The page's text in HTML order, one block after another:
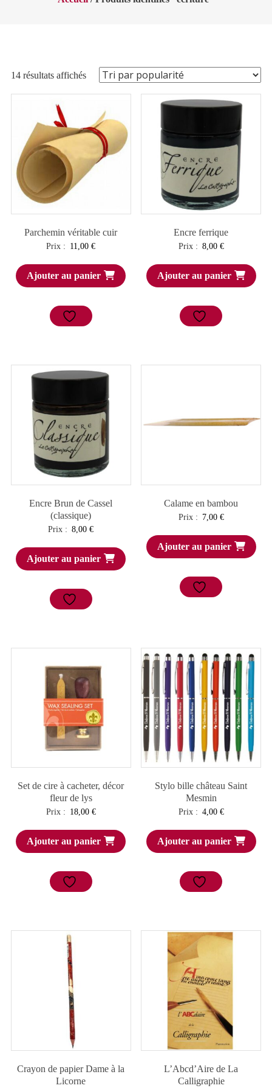
14 résultats affichésTrié
par
popularité
Parchemin véritable cuir
Prix : 11,00€
Ajouter au panier
Encre ferrique
Prix : 8,00 €
Ajouter au panier
Encre Brun de Cassel
(classique)
Prix : 8,00€
Ajouter au panier
Calame en bambou
Prix : 7,00 €
Ajouter au panier
Set de cire à cacheter, décor
fleur de lys
Prix : 18,00 €
Ajouter au panier
Stylo bille château Saint
Mesmin
Prix : 4,00 €
Ajouter au panier
Crayon de papier Dame à la
Licorne
L’Abcd’Aire de La
Calligraphie